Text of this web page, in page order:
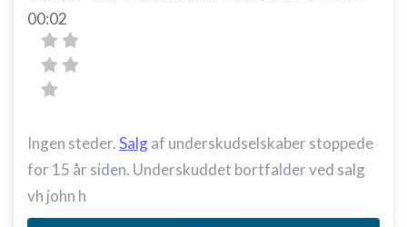
00:02
Ingen steder.Salgaf underskudselskaber stoppede
for 15 år siden. Underskuddet bortfalder ved salg
vh john h